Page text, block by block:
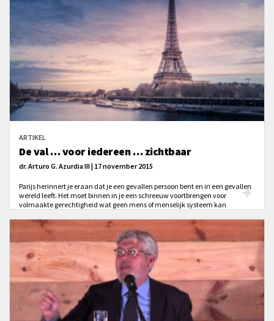
ARTIKEL
De val … voor iedereen … zichtbaar
dr. Arturo G. Azurdia III | 17 november 2015
Parijs herinnert je eraan dat je een gevallen persoon bent en in een gevallen
wereld leeft. Het moet binnen in je een schreeuw voortbrengen voor
volmaakte gerechtigheid wat geen mens of menselijk systeem kan
zoeken.